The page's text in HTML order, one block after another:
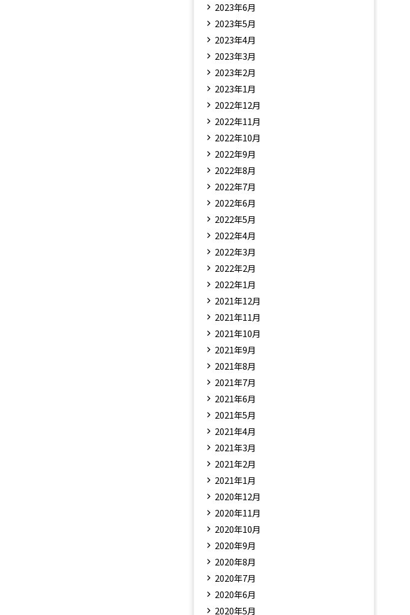
2023年6月
2023年5月
2023年4月
2023年3月
2023年2月
2023年1月
2022年12月
2022年11月
2022年10月
2022年9月
2022年8月
2022年7月
2022年6月
2022年5月
2022年4月
2022年3月
2022年2月
2022年1月
2021年12月
2021年11月
2021年10月
2021年9月
2021年8月
2021年7月
2021年6月
2021年5月
2021年4月
2021年3月
2021年2月
2021年1月
2020年12月
2020年11月
2020年10月
2020年9月
2020年8月
2020年7月
2020年6月
2020年5月